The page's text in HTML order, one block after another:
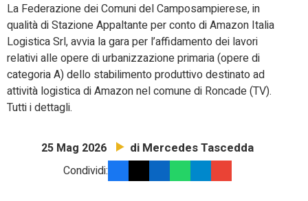
La Federazione dei Comuni del Camposampierese, in
qualità di Stazione Appaltante per conto di Amazon Italia
Logistica Srl, avvia la gara per l’affidamento dei lavori
relativi alle opere di urbanizzazione primaria (opere di
categoria A) dello stabilimento produttivo destinato ad
attività logistica di Amazon nel comune di Roncade (TV).
Tutti i dettagli.
25 Mag 2026 di Mercedes Tascedda
Condividi: